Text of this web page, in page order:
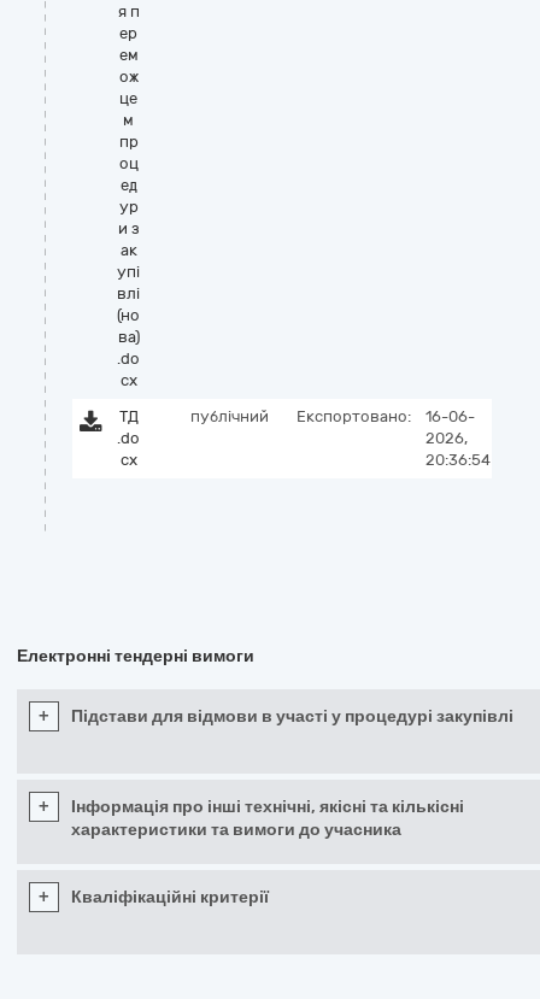
я п
ер
ем
ож
це
м
пр
оц
ед
ур
и з
ак
упі
влі
(но
ва)
.do
cx
ТД
.do
cx
публічний Експортовано:
16-06-
2026,
20:36:54
Електронні тендерні вимоги
+ Підстави для відмови в участі у процедурі закупівлі
+
Інформація про інші технічні, якісні та кількісні
характеристики та вимоги до учасника
+ Кваліфікаційні критерії